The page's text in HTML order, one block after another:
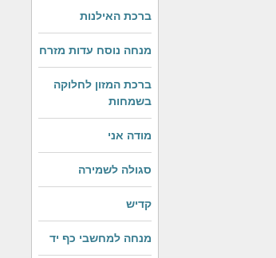
ברכת האילנות
מנחה נוסח עדות מזרח
ברכת המזון לחלוקה
בשמחות
מודה אני
סגולה לשמירה
קדיש
מנחה למחשבי כף יד